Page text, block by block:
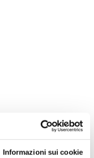
Informazioni sui cookie